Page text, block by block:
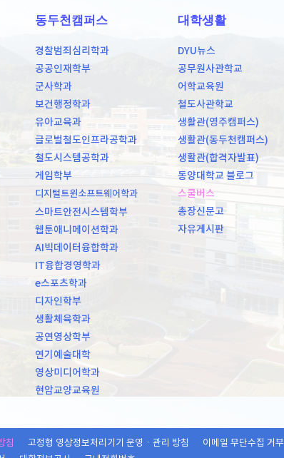
동두천캠퍼스
경찰범죄심리학과
공공인재학부
군사학과
보건행정학과
유아교육과
글로벌철도인프라공학과
철도시스템공학과
게임학부
디지털트윈소프트웨어학과
스마트안전시스템학부
웹툰애니메이션학과
AI빅데이터융합학과
IT융합경영학과
e스포츠학과
디자인학부
생활체육학과
공연영상학부
연기예술대학
영상미디어학과
현암교양교육원
대학생활
DYU뉴스
공무원사관학교
어학교육원
철도사관학교
생활관(영주캠퍼스)
생활관(동두천캠퍼스)
생활관(합격자발표)
동양대학교 블로그
스쿨버스
총장신문고
자유게시판
침 고정형 영상정보처리기기 운영ㆍ관리 방침 이메일 무단수집 거부